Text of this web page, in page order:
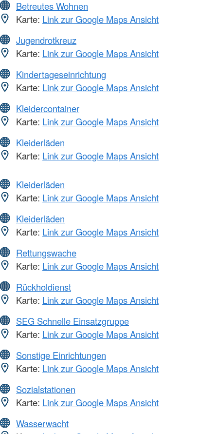
Betreutes Wohnen
Karte: Link zur Google Maps Ansicht
Jugendrotkreuz
Karte: Link zur Google Maps Ansicht
Kindertageseinrichtung
Karte: Link zur Google Maps Ansicht
Kleidercontainer
Karte: Link zur Google Maps Ansicht
Kleiderläden
Karte: Link zur Google Maps Ansicht
Kleiderläden
Karte: Link zur Google Maps Ansicht
Kleiderläden
Karte: Link zur Google Maps Ansicht
Rettungswache
Karte: Link zur Google Maps Ansicht
Rückholdienst
Karte: Link zur Google Maps Ansicht
SEG Schnelle Einsatzgruppe
Karte: Link zur Google Maps Ansicht
Sonstige Einrichtungen
Karte: Link zur Google Maps Ansicht
Sozialstationen
Karte: Link zur Google Maps Ansicht
Wasserwacht